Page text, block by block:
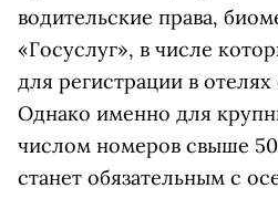
водительские права,
«Госуслуг», в числе
для регистрации в
Однако именно для
числом номеров свыше
станет обязательным с